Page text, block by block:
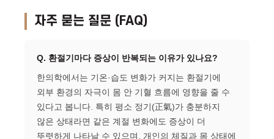
자주 묻는 질문 (FAQ)
Q. 환절기마다 증상이 반복되는 이유가 있나요?
한의학에서는 기온·습도 변화가 커지는 환절기에
외부 환경의 자극이 몸 안 기혈 흐름에 영향을 줄 수
있다고 봅니다. 특히 평소 정기(正氣)가 충분하지
않은 상태라면 같은 계절 변화에도 증상이 더
뚜렷하게 나타날 수 있으며, 개인의 체질과 몸 상태에